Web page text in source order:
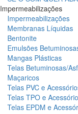
Impermeabilizações
Impermeabilizações
Membranas Líquidas
Bentonite
Emulsões
Mangas Plásticas
Telas Betuminosas/
Maçaricos
Telas PVC e
Telas TPO e
Telas EPDM e